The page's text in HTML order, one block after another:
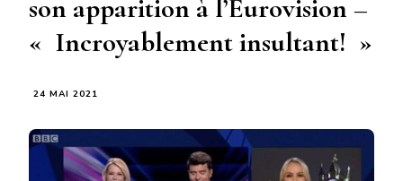
son apparition à l’Eurovision –
« Incroyablement insultant! »
24 MAI 2021